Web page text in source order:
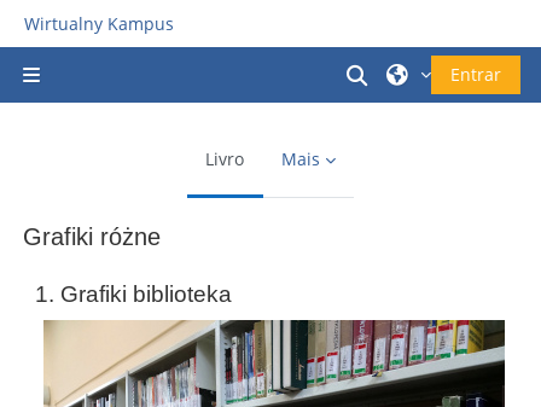
Ir para o conteúdo principal
Wirtualny Kampus
Alternar aEntrar
Livro Mais
Grafiki różne
1. Grafiki biblioteka